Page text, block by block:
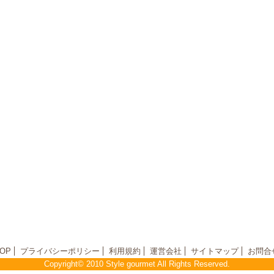
プライバシーポリシー 利用規約 運営会社 サイトマップ
お問合
Copyright© 2010 Style gourmet All Rights Reserved.